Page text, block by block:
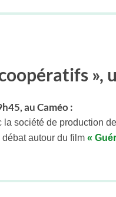
»,
au Caméo :
la société de production
débat autour du film «